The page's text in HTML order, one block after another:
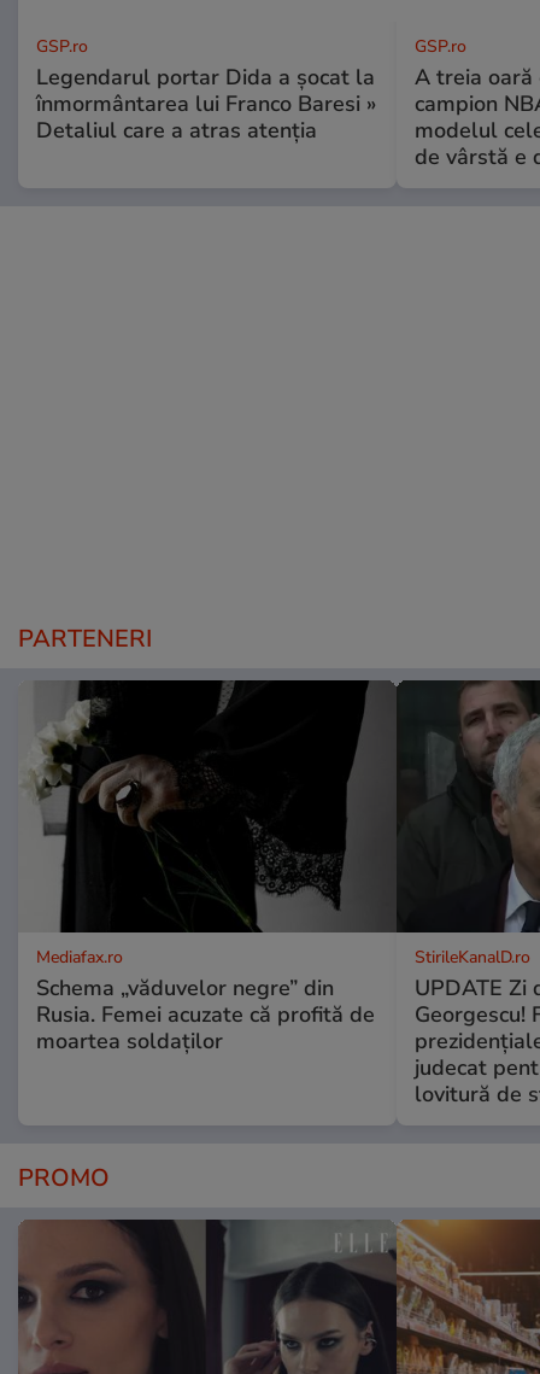
GSP.ro
Legendarul portar Dida a șocat la
înmormântarea lui Franco Baresi »
Detaliul care a atras atenția
GSP.ro
A treia oară
campion
modelul
de vârstă e
PARTENERI
Mediafax.ro
Schema „văduvelor negre” din
Rusia. Femei acuzate că profită de
moartea soldaților
StirileKanalD.ro
UPDATE Zi
Georgescu!
judecat
lovitură de
PROMO